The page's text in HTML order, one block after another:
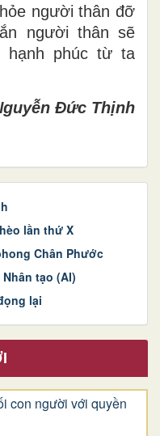
người thân đỡ
người thân sẽ
hạnh phúc từ ta
Đức Thịnh
lần thứ X
Chân Phước
tạo (AI)
lại
con người với quyền